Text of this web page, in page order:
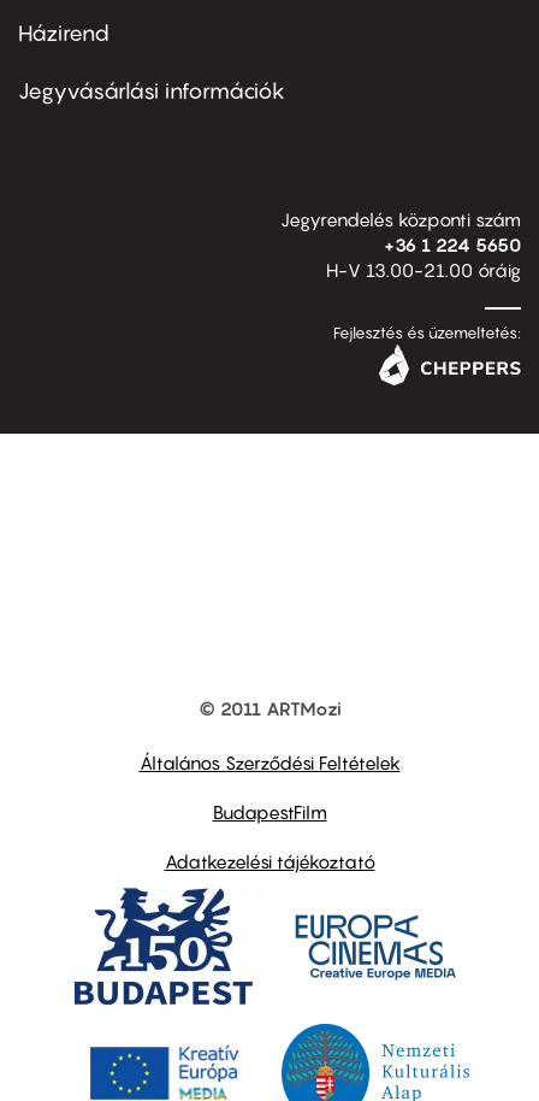
Footer
second
Házirend
Jegyvásárlási információk
Jegyrendelés központi szám
+36 1 224 5650
H-V 13.00-21.00 óráig
Fejlesztés és üzemeltetés:
© 2011 ARTMozi
Általános Szerződési Feltételek
BudapestFilm
Adatkezelési tájékoztató